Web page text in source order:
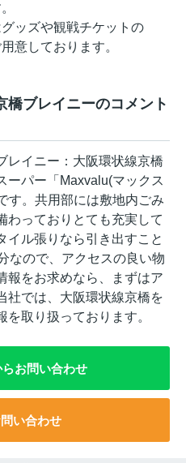
ッズや観戦チケットの
意しております。
橋ブレイニーのコメント
レイニー：大阪環状線京橋
ーパー「Maxvalu(マックス
す。共用部には敷地内ごみ
わっておりとても充実して
イル張りなら引き出すこと
なので、アクセスの良い物
報をお求めなら、まずはア
社では、大阪環状線京橋を
取り扱っております。
お問い合わせ
い合わせ